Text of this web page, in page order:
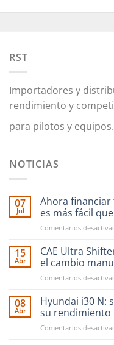
RST
Importadores y
rendimiento y
para pilotos y equipos.
NOTICIAS
07
Jul
Ahora
es más fácil
Comentarios
15
Abr
CAE Ultra
el cambio
Comentarios
08
Abr
Hyundai i30 N:
su rendimiento
Comentarios